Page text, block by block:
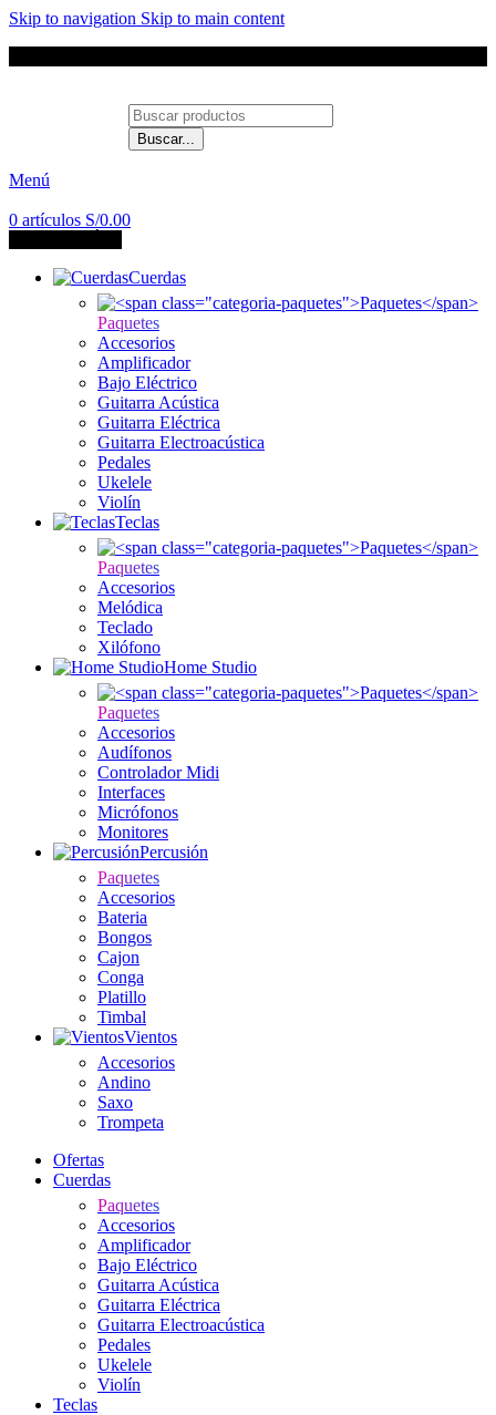
Skip to navigation Skip to main content
Buscar...
Menú
0 artículos S/0.00
Cuerdas
Paquetes
Accesorios
Amplificador
Bajo Eléctrico
Guitarra Acústica
Guitarra Eléctrica
Guitarra Electroacústica
Pedales
Ukelele
Violín
Teclas
Paquetes
Accesorios
Melódica
Teclado
Xilófono
Home Studio
Paquetes
Accesorios
Audífonos
Controlador Midi
Interfaces
Micrófonos
Monitores
Percusión
Paquetes
Accesorios
Bateria
Bongos
Cajon
Conga
Platillo
Timbal
Vientos
Accesorios
Andino
Saxo
Trompeta
Ofertas
Cuerdas
Paquetes
Accesorios
Amplificador
Bajo Eléctrico
Guitarra Acústica
Guitarra Eléctrica
Guitarra Electroacústica
Pedales
Ukelele
Violín
Teclas